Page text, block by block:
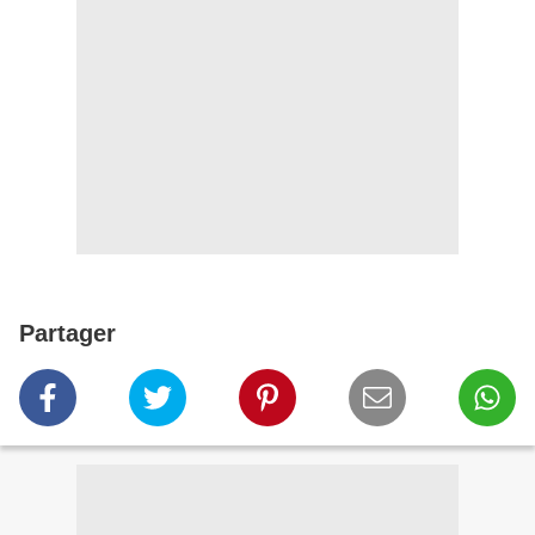
Partager